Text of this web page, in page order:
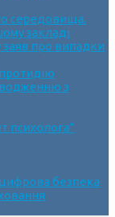
середовища.
закладі
про випадки
з
психолога”
цифрова безпека